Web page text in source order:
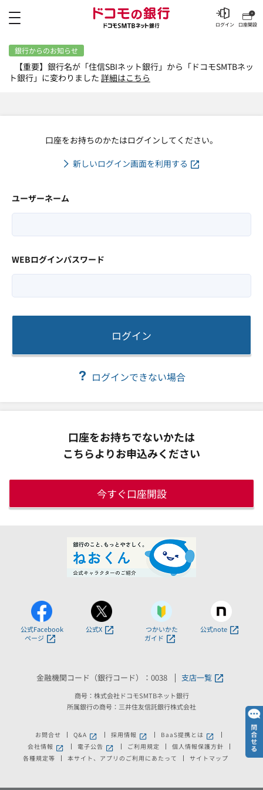
口座開設
ログイン
銀行からのお知らせ
【重要】銀行名が「住信SBIネット銀行」から「ドコモSMTBネッ
ト銀行」に変わりました 詳細はこちら
口座をお持ちのかたはログインしてください。
新しいログイン画面を利用する
ユーザーネーム
WEBログインパスワード
ログイン
ログインできない場合
口座をお持ちでないかたは
こちらよりお申込みください
今すぐ口座開設
公式Facebook
ページ
公式X
つかいかた
ガイド
公式note
金融機関コード（銀行コード）：0038 支店一覧
商号：株式会社ドコモSMTBネット銀行
所属銀行の商号：三井住友信託銀行株式会社
お問合せ Q&A 採用情報
BaaS提携とは
会社情報
電子公告 ご利用規定
個人情報保護方針
各種規定等
本サイト、アプリのご利用にあたって サイトマップ